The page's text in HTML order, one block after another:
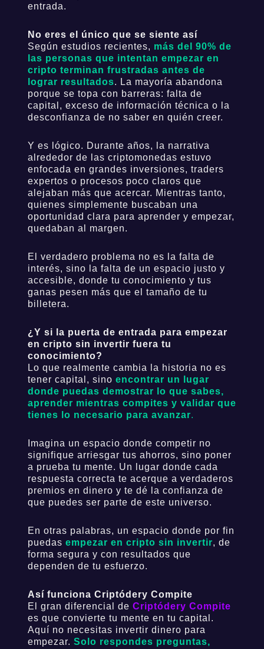
entrada.
No eres el único que se siente así
Según estudios recientes, más del 90% de
las personas que intentan empezar en
cripto terminan frustradas antes de
lograr resultados. La mayoría abandona
porque se topa con barreras: falta de
capital, exceso de información técnica o la
desconfianza de no saber en quién creer.
Y es lógico. Durante años, la narrativa
alrededor de las criptomonedas estuvo
enfocada en grandes inversiones, traders
expertos o procesos poco claros que
alejaban más que acercar. Mientras tanto,
quienes simplemente buscaban una
oportunidad clara para aprender y empezar,
quedaban al margen.
El verdadero problema no es la falta de
interés, sino la falta de un espacio justo y
accesible, donde tu conocimiento y tus
ganas pesen más que el tamaño de tu
billetera.
¿Y si la puerta de entrada para empezar
en cripto sin invertir fuera tu
conocimiento?
Lo que realmente cambia la historia no es
tener capital, sino encontrar un lugar
donde puedas demostrar lo que sabes,
aprender mientras compites y validar que
tienes lo necesario para avanzar.
Imagina un espacio donde competir no
signifique arriesgar tus ahorros, sino poner
a prueba tu mente. Un lugar donde cada
respuesta correcta te acerque a verdaderos
premios en dinero y te dé la confianza de
que puedes ser parte de este universo.
En otras palabras, un espacio donde por fin
puedas empezar en cripto sin invertir, de
forma segura y con resultados que
dependen de tu esfuerzo.
Así funciona Criptódery Compite
El gran diferencial de Criptódery Compite
es que convierte tu mente en tu capital.
Aquí no necesitas invertir dinero para
empezar. Solo respondes preguntas,